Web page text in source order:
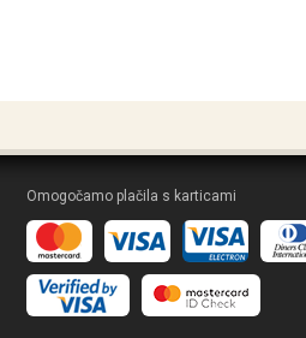
Omogočamo plačila s karticami